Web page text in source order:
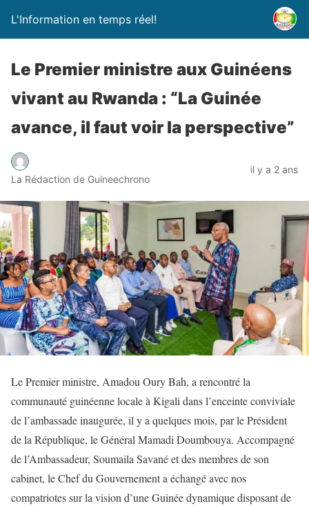
L'Information en temps réel!
Le Premier ministre aux Guinéens
vivant au Rwanda : “La Guinée
avance, il faut voir la perspective”
La Rédaction de Guineechrono
il y a 2 ans
Le Premier ministre, Amadou Oury Bah, a rencontré la
communauté guinéenne locale à Kigali dans l’enceinte conviviale
de l’ambassade inaugurée, il y a quelques mois, par le Président
de la République, le Général Mamadi Doumbouya. Accompagné
de l’Ambassadeur, Soumaila Savané et des membres de son
cabinet, le Chef du Gouvernement a échangé avec nos
compatriotes sur la vision d’une Guinée dynamique disposant de